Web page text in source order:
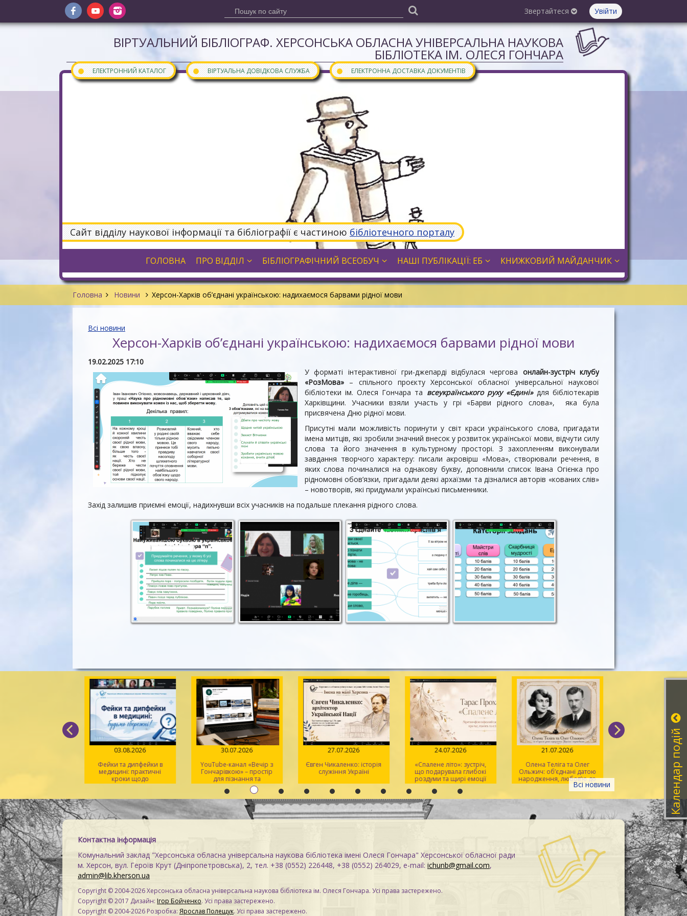
Звертайтеся Увійти
ВІРТУАЛЬНИЙ БІБЛІОГРАФ. ХЕРСОНСЬКА ОБЛАСНА УНІВЕРСАЛЬНА НАУКОВА
БІБЛІОТЕКА ІМ. ОЛЕСЯ ГОНЧАРА
● ЕЛЕКТРОННИЙ КАТАЛОГ ● ВІРТУАЛЬНА ДОВІДКОВА СЛУЖБА ● ЕЛЕКТРОННА ДОСТАВКА ДОКУМЕНТІВ
Сайт відділу наукової інформації та бібліографії є частиною бібліотечного порталу
ГОЛОВНА ПРО ВІДДІЛ БІБЛІОГРАФІЧНИЙ ВСЕОБУЧ НАШІ ПУБЛІКАЦІЇ: ЕБ КНИЖКОВИЙ МАЙДАНЧИК
Головна Новини Херсон-Харків об’єднані українською: надихаємося барвами рідної мови
Всі новини
Херсон-Харків об’єднані українською: надихаємося барвами рідної мови
19.02.2025 17:10
У форматі інтерактивної гри-джепарді відбулася чергова онлайн-зустріч клубу
«РозМова» – спільного проєкту Херсонської обласної універсальної наукової
бібліотеки ім. Олеся Гончара та всеукраїнського руху «Єдині»для бібліотекарів
Харківщини. Учасники взяли участь у грі «Барви рідного слова», яка була
присвячена Дню рідної мови.
Присутні мали можливість поринути у світ краси українського слова, пригадати
імена митців, які зробили значний внесок у розвиток української мови, відчути силу
слова та його значення в культурному просторі. З захопленням виконували
завдання творчого характеру: писали акровірш «Мова», створювали речення, в
яких слова починалися на однакову букву, доповнили список Івана Огієнка про
рідномовні обов’язки, пригадали деякі архаїзми та дізналися авторів «кованих слів»
– новотворів, які придумали українські письменники.
Захід залишив приємні емоції, надихнувши всіх учасників на подальше плекання рідного слова.
Всі новини
03.08.2026
Фейки та дипфейки в
медицині: практичні
кроки щодо
розпізнавання
30.07.2026
YouTube-канал «Вечір з
Гончарівкою» – простір
для пізнання та
натхнення
27.07.2026
Євген Чикаленко: історія
служіння Україні
24.07.2026
«Спалене літо»: зустріч,
що подарувала глибокі
роздуми та щирі емоції
21.07.2026
Олена Теліга та Олег
Ольжич: об’єднані датою
народження, любов’ю до
України та жертовністю
заради неї
20.07.2026
Мистецтво
Контактна інформація
Комунальний заклад "Херсонська обласна універсальна наукова бібліотека імені Олеся Гончара" Херсонської обласної ради
м. Херсон, вул. Героїв Крут (Дніпропетровська), 2, тел. +38 (0552) 226448, +38 (0552) 264029, e-mail: ichunb@gmail.com,
admin@lib.kherson.ua
Copyright © 2004-2026 Херсонська обласна універсальна наукова бібліотека ім. Олеся Гончара. Усі права застережено.
Copyright © 2017 Дизайн: Ігор Бойченко. Усі права застережено.
Copyright © 2004-2026 Розробка: Ярослав Полещук. Усі права застережено.
Календар подій